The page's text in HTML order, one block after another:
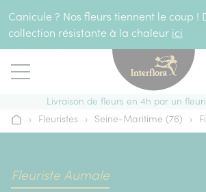
Canicule ? Nos fleurs tiennent le coup !
collection résistante à la chaleur ici
Livraison de fleurs en 4h par un
Accueil
› Fleuristes › Seine-Maritime (76) ›
Fleuriste Aumale